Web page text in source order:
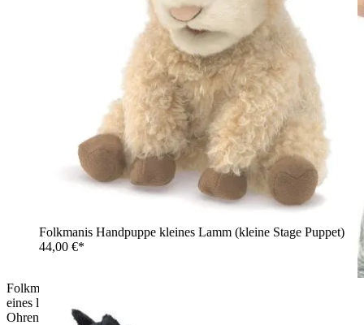
Folkmanis Handpuppe Eselbaby in Graubraun auf der Schulter
eines lächelnden Jungen, mit beweglichem Maul und langen
Ohren.
Folkmanis Handpuppe kleines Lamm (kleine Stage Puppet)
44,00 €*